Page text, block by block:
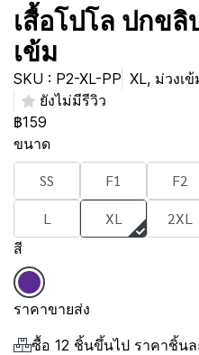
เสื้อโปโล ปกขลิ
เข้ม
SKU : P2-XL-PP XL, ม่วงเข้
ยังไม่มีรีวิว
฿159
ขนาด
SS F1 F2
L
XL 2XL
สี
ราคาขายส่ง
ซื้อ 12 ชิ้นขึ้นไป ราคาชิ้นล